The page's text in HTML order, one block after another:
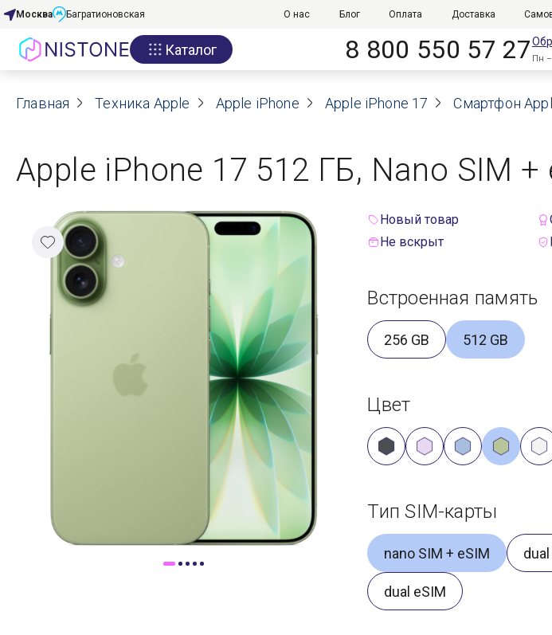
Акции
О нас
Реквизиты
Контакты
Москва Багратионовская О нас Блог Оплата Доставка
Каталог 8 800 550 57 27Пн
Главная Техника Apple Apple iPhone Apple iPhone 17 Смартфон
Apple iPhone 17 512 ГБ, Nano SIM +
Новый товар
Не вскрыт
Встроенная память
256 GB 512 GB
Цвет
Тип SIM-карты
nano SIM + eSIM
dual eSIM